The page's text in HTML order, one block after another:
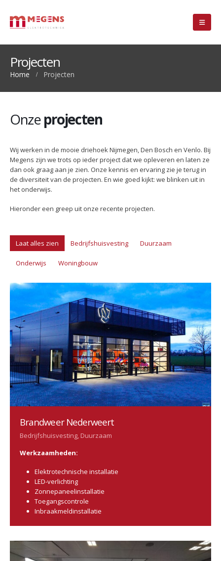
Projecten
Home Projecten
Onzeprojecten
Wij werken in de mooie driehoek Nijmegen, Den Bosch en Venlo. Bij
Megens zijn we trots op ieder project dat we opleveren en laten ze
dan ook graag aan je zien. Onze kennis en ervaring zie je terug in
de diversiteit van de projecten. En wie goed kijkt: we blinken uit in
het onderwijs.
Hieronder een greep uit onze recente projecten.
Laat alles zien Bedrijfshuisvesting Duurzaam
Onderwijs Woningbouw
Brandweer Nederweert
Bedrijfshuisvesting, Duurzaam
Werkzaamheden:
Elektrotechnische installatie
LED-verlichting
Zonnepaneelinstallatie
Toegangscontrole
Inbraakmeldinstallatie